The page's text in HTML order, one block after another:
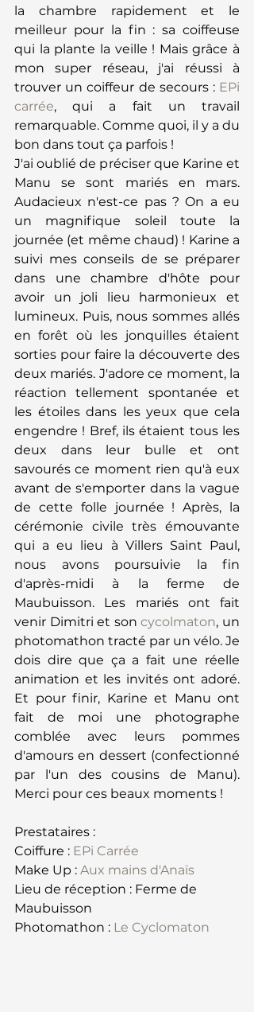
la chambre rapidement et le
meilleur pour la fin : sa coiffeuse
qui la plante la veille ! Mais grâce à
mon super réseau, j'ai réussi à
trouver un coiffeur de secours : EPi
carrée, qui a fait un travail
remarquable. Comme quoi, il y a du
bon dans tout ça parfois !
J'ai oublié de préciser que Karine et
Manu se sont mariés en mars.
Audacieux n'est-ce pas ? On a eu
un magnifique soleil toute la
journée (et même chaud) ! Karine a
suivi mes conseils de se préparer
dans une chambre d'hôte pour
avoir un joli lieu harmonieux et
lumineux. Puis, nous sommes allés
en forêt où les jonquilles étaient
sorties pour faire la découverte des
deux mariés. J'adore ce moment, la
réaction tellement spontanée et
les étoiles dans les yeux que cela
engendre ! Bref, ils étaient tous les
deux dans leur bulle et ont
savourés ce moment rien qu'à eux
avant de s'emporter dans la vague
de cette folle journée ! Après, la
cérémonie civile très émouvante
qui a eu lieu à Villers Saint Paul,
nous avons poursuivie la fin
d'après-midi à la ferme de
Maubuisson. Les mariés ont fait
venir Dimitri et son cycolmaton, un
photomathon tracté par un vélo. Je
dois dire que ça a fait une réelle
animation et les invités ont adoré.
Et pour finir, Karine et Manu ont
fait de moi une photographe
comblée avec leurs pommes
d'amours en dessert (confectionné
par l'un des cousins de Manu).
Merci pour ces beaux moments !
Prestataires :
Coiffure : EPi Carrée
Make Up : Aux mains d'Anaïs
Lieu de réception : Ferme de
Maubuisson
Photomathon : Le Cyclomaton